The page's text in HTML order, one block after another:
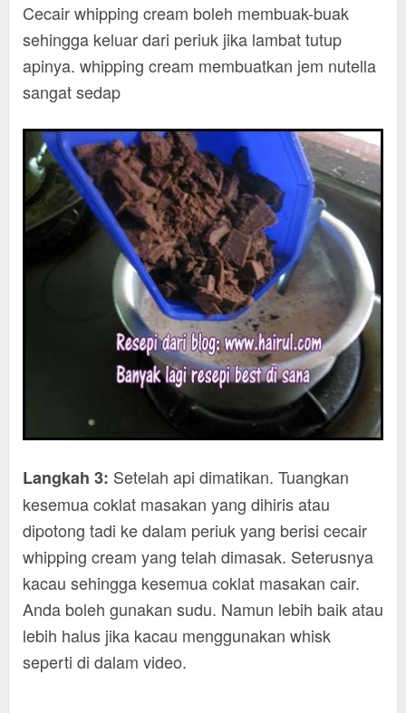
Cecair whipping cream boleh membuak-buak
sehingga keluar dari periuk jika lambat tutup
apinya. whipping cream membuatkan jem nutella
sangat sedap
Langkah 3: Setelah api dimatikan. Tuangkan
kesemua coklat masakan yang dihiris atau
dipotong tadi ke dalam periuk yang berisi cecair
whipping cream yang telah dimasak. Seterusnya
kacau sehingga kesemua coklat masakan cair.
Anda boleh gunakan sudu. Namun lebih baik atau
lebih halus jika kacau menggunakan whisk
seperti di dalam video.